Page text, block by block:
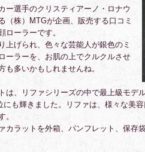
ー選手のクリスティアーノ・ロナウ
（株）MTGが企画、販売する口コミ
ローラーです。
上げられ、色々な芸能人が銀色のミ
ーラーを、お肌の上でクルクルさせ
も多いかもしれませんね。
は、リファシリーズの中で最上級モデ
にも輝きました。リファは、様々な美
。
カラットを外箱、パンフレット、保存